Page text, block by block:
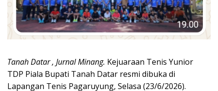
Tanah Datar , Jurnal Minang. Kejuaraan Tenis Yunior
TDP Piala Bupati Tanah Datar resmi dibuka di
Lapangan Tenis Pagaruyung, Selasa (23/6/2026).